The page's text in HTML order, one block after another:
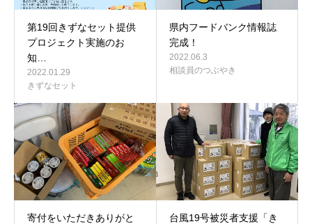
第19回きずなセット提供
プロジェクト実施のお
知…
2022.01.29
きずなセット
県内フードバンク情報誌
完成！
2022.06.3
相談員のつぶやき
寄付をいただきありがと
台風19号被災者支援「き